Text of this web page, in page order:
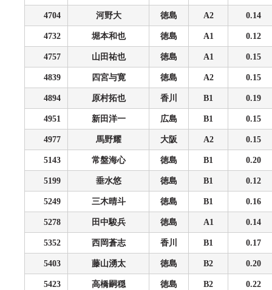
4704 河野大 徳島 A2 0.14
4732 堀本和也 徳島 A1 0.12
4757 山田祐也 徳島 A1 0.15
4839 四宮与寛 徳島 A2 0.15
4894 原村拓也 香川 B1 0.19
4951 新田洋一 広島 B1 0.15
4977 馬野耀 大阪 A2 0.15
5143 常盤海心 徳島 B1 0.20
5199 垂水悠 徳島 B1 0.12
5249 三木晴斗 徳島 B1 0.16
5278 田中駿兵 徳島 A1 0.14
5352 西岡蒼志 香川 B1 0.17
5403 藤山湧太 徳島 B2 0.20
5423 高橋嗣穏 徳島 B2 0.22